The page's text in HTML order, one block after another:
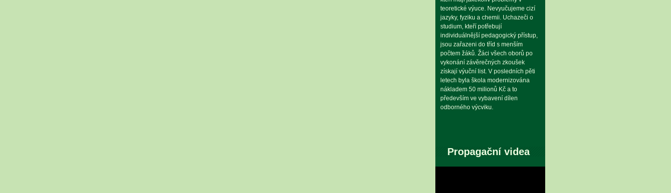
teoretické výuce. Nevyučujeme cizí
jazyky, fyziku a chemii. Uchazeči o
studium, kteří potřebují
individuálnější pedagogický přístup,
jsou zařazeni do tříd s menším
počtem žáků. Žáci všech oborů po
vykonání závěrečných zkoušek
získají výuční list. V posledních pěti
letech byla škola modernizována
nákladem 50 milionů Kč a to
především ve vybavení dílen
odborného výcviku.
Propagační videa